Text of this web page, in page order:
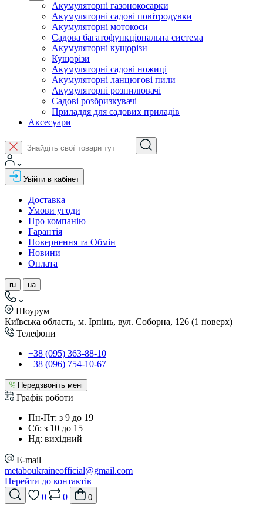
Акумуляторні газонокосарки
Акумуляторні садові повітродувки
Акумуляторні мотокоси
Садова багатофункціональна система
Акумуляторні кущорізи
Кущорізи
Акумуляторні садові ножиці
Акумуляторні ланцюгові пили
Акумуляторні розпилювачі
Садові розбризкувачі
Приладдя для садових приладів
Аксесуари
Увійти в кабінет
Доставка
Умови угоди
Про компанію
Гарантія
Повернення та Обмін
Новини
Оплата
ru ua
Шоурум
Київська область, м. Ірпінь, вул. Соборна, 126 (1 поверх)
Телефони
+38 (095) 363-88-10
+38 (096) 754-10-67
Передзвоніть мені
Графік роботи
Пн-Пт: з 9 до 19
Сб: з 10 до 15
Нд: вихідний
E-mail
metaboukraineofficial@gmail.com
Перейти до контактів
0
0 0